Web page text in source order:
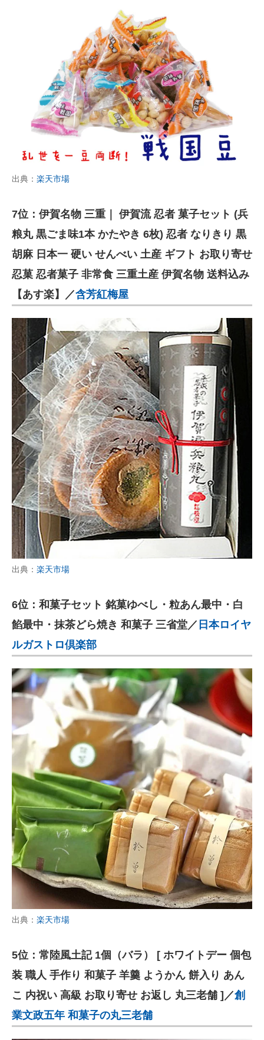
出典： 楽天市場
7位：伊賀名物 三重｜ 伊賀流 忍者 菓子セット (兵
粮丸 黒ごま味1本 かたやき 6枚) 忍者 なりきり 黒
胡麻 日本一 硬い せんべい 土産 ギフト お取り寄せ
忍菓 忍者菓子 非常食 三重土産 伊賀名物 送料込み
【あす楽】／含芳紅梅屋
出典： 楽天市場
6位：和菓子セット 銘菓ゆべし・粒あん最中・白
餡最中・抹茶どら焼き 和菓子 三省堂／ 日本ロイヤ
ルガストロ倶楽部
出典： 楽天市場
5位：常陸風土記 1個（バラ） [ ホワイトデー 個包
装 職人 手作り 和菓子 羊羹 ようかん 餅入り あん
こ 内祝い 高級 お取り寄せ お返し 丸三老舗 ]／創
業文政五年 和菓子の丸三老舗